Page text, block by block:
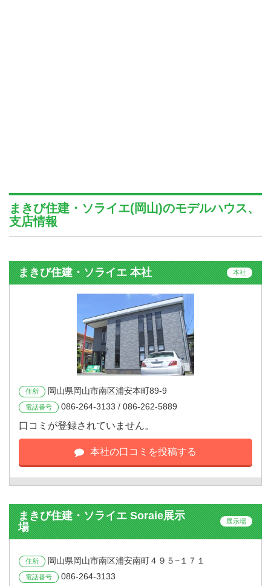
まきび住建・ソライエ(岡山)のモデルハウス、
支店情報
まきび住建・ソライエ 本社 本社
住所 岡山県岡山市南区浦安本町89-9
電話番号 086-264-3133 / 086-262-5889
口コミが登録されていません。
本社の口コミを投稿する
まきび住建・ソライエ Soraie展示
場
展示場
住所 岡山県岡山市南区浦安南町４９５−１７１
電話番号 086-264-3133